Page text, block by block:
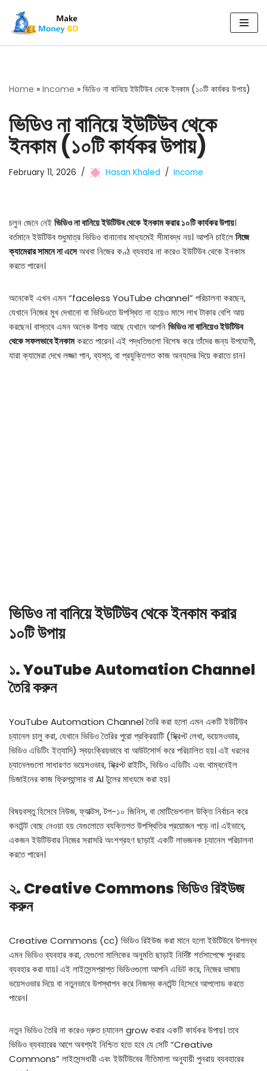
Skip
to
Home » Income » ভিডিও না বানিয়ে ইউটিউব থেকে ইনকাম (১০টি কার্যকর উপায়)
ভিডিও না বানিয়ে ইউটিউব থেকে
ইনকাম (১০টি কার্যকর উপায়)
February 11, 2026 Hasan Khaled Income
চলুন জেনে নেইভিডিও না বানিয়ে ইউটিউব থেকেইনকাম করার ১০টি কার্যকর উপায়।
বর্তমানে ইউটিউব শুধুমাত্র ভিডিও বানানোর মাধ্যমেই সীমাবদ্ধ নয়। আপনি চাইলেনিজে
ক্যামেরার সামনে না এসেঅথবা নিজের কণ্ঠ ব্যবহার না করেও ইউটিউব থেকে ইনকাম
করতে পারেন।
অনেকেই এখন এমন “faceless YouTube channel” পরিচালনা করছেন,
যেখানে নিজের মুখ দেখানো বা ভিডিওতে উপস্থিত না হয়েও মাসে লাখ টাকার বেশি আয়
করছেন। বাস্তবে এমন অনেক উপায় আছে যেখানে আপনিভিডিও না বানিয়েও ইউটিউব
থেকে সফলভাবে ইনকামকরতে পারেন। এই পদ্ধতিগুলো বিশেষ করে তাঁদের জন্য উপযোগী,
যারা ক্যামেরা দেখে লজ্জা পান, ব্যস্ত, বা প্রযুক্তিগত কাজ অন্যদের দিয়ে করাতে চান।
ভিডিও না বানিয়ে ইউটিউব থেকে ইনকাম করার
১০টি উপায়
১. YouTube Automation Channel
তৈরি করুন
YouTube Automation Channel তৈরি করা হলো এমন একটি ইউটিউব
চ্যানেল চালু করা, যেখানে ভিডিও তৈরির পুরো প্রক্রিয়াটি (স্ক্রিপ্ট লেখা, ভয়েসওভার,
ভিডিও এডিটিং ইত্যাদি) স্বয়ংক্রিয়ভাবে বা আউটসোর্স করে পরিচালিত হয়। এই ধরনের
চ্যানেলগুলো সাধারণত ভয়েসওভার, স্ক্রিপ্ট রাইটিং, ভিডিও এডিটিং এবং থাম্বনেইল
ডিজাইনের কাজ ফ্রিল্যান্সার বা AI টুলের মাধ্যমে করা হয়।
বিষয়বস্তু হিসেবে নিউজ, ফ্যাক্টস, টপ-১০ জিনিস, বা মোটিভেশনাল উক্তি নির্বাচন করে
কনটেন্ট বেছে নেওয়া হয় যেগুলোতে ব্যক্তিগত উপস্থিতির প্রয়োজন পড়ে না। এইভাবে,
একজন ইউটিউবার নিজের সরাসরি অংশগ্রহণ ছাড়াই একটি লাভজনক চ্যানেল পরিচালনা
করতে পারেন।
২. Creative Commons ভিডিও রিইউজ
করুন
Creative Commons (cc) ভিডিও রিইউজ করা মানে হলো ইউটিউবে উপলব্ধ
এমন ভিডিও ব্যবহার করা, যেগুলো মালিকের অনুমতি ছাড়াই নির্দিষ্ট শর্তসাপেক্ষে পুনরায়
ব্যবহার করা যায়। এই লাইসেন্সপ্রাপ্ত ভিডিওগুলো আপনি এডিট করে, নিজের ভাষায়
ভয়েসওভার দিয়ে বা নতুনভাবে উপস্থাপন করে নিজস্ব কনটেন্ট হিসেবে আপলোড করতে
পারেন।
নতুন ভিডিও তৈরি না করেও দ্রুত চ্যানেল grow করার একটি কার্যকর উপায়। তবে
ভিডিও ব্যবহারের আগে অবশ্যই নিশ্চিত হতে হবে যে সেটি “Creative
Commons” লাইসেন্সধারী এবং ইউটিউবের নীতিমালা অনুযায়ী পুনরায় ব্যবহারের